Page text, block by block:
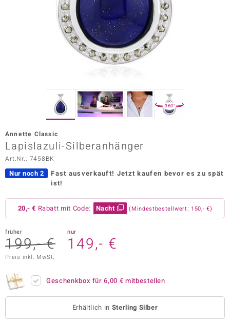
Vogue
Paraíso
360°
Annette Classic
Lapislazuli-Silberanhänger
Art.Nr.: 7458BK
Nur noch 2 Fast ausverkauft! Jetzt kaufen bevor es zu spät
ist!
20,- € Rabatt mit Code: Nacht (Mindestbestellwert: 150,- €)
früher
199,- €
nur
149,- €
Preis inkl. MwSt.
Geschenkbox für6,00 € mitbestellen
Erhältlich in Sterling Silber